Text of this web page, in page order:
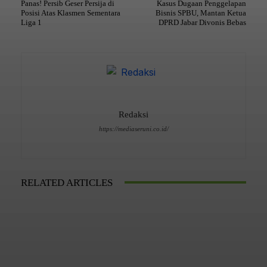
Panas! Persib Geser Persija di
Posisi Atas Klasmen Sementara
Liga 1
Kasus Dugaan Penggelapan
Bisnis SPBU, Mantan Ketua
DPRD Jabar Divonis Bebas
Redaksi
https://mediaseruni.co.id/
RELATED ARTICLES